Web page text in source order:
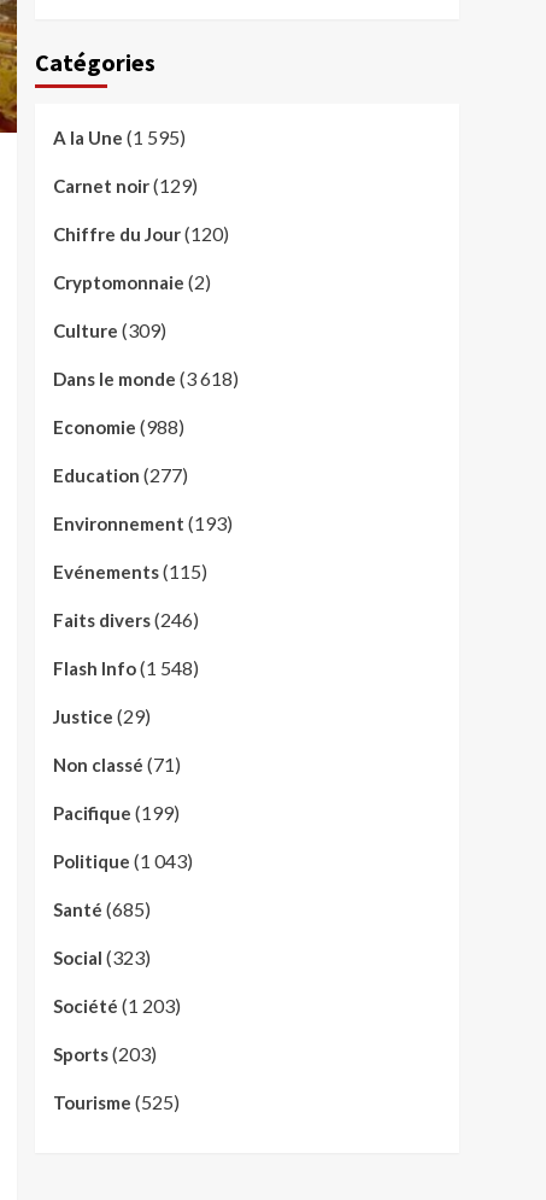
Catégories
A la Une (1 595)
Carnet noir(129)
Chiffre du Jour(120)
Cryptomonnaie (2)
Culture (309)
Dans le monde (3 618)
Economie (988)
Education (277)
Environnement (193)
Evénements(115)
Faits divers(246)
Flash Info(1 548)
Justice (29)
Non classé (71)
Pacifique (199)
Politique (1 043)
Santé (685)
Social (323)
Société (1 203)
Sports(203)
Tourisme (525)